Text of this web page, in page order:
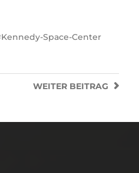
Kennedy-Space-Center
WEITER BEITRAG